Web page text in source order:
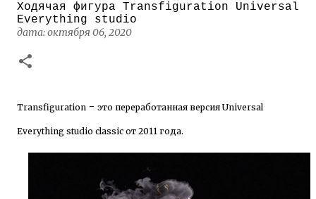
Бумажные скульптуры канадского
художника Келвина Николса (Calvin
Nicholls)
Ходячая фигура Transfiguration Universal
Everything studio
дата:октября 06, 2020
Transfiguration - это переработанная версия Universal
Everything studio classic от 2011 года.